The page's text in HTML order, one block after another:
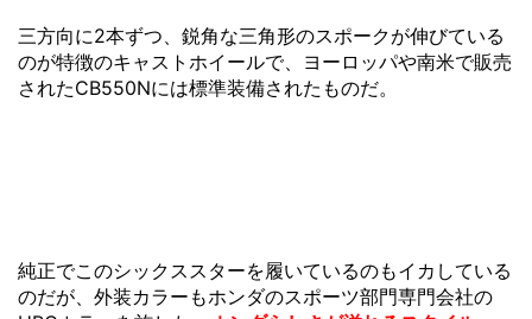
三方向に2本ずつ、鋭角な三角形のスポークが伸びている
のが特徴のキャストホイールで、ヨーロッパや南米で販売
されたCB550Nには標準装備されたものだ。
純正でこのシックススターを履いているのもイカしている
のだが、外装カラーもホンダのスポーツ部門専門会社の